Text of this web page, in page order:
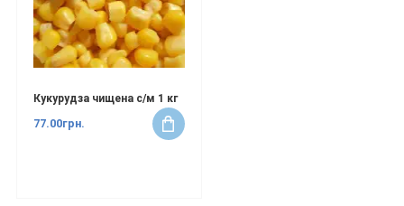
Кукурудза чищена с/м 1 кг
77.00грн.